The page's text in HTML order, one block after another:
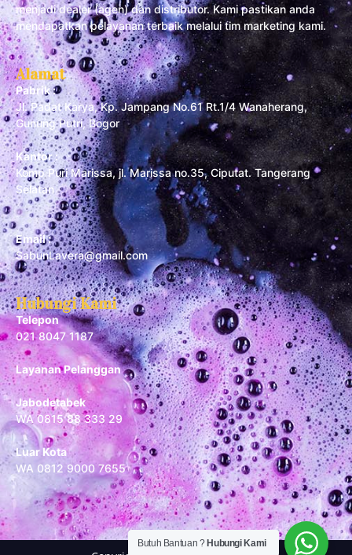
menjadi dealer (agen) dan distributor. Kami pastikan anda
mendapatkan pelayanan terbaik melalui tim marketing kami.
Alamat
Pabrik :
Jl. Padat Karya, Kp. Jampang No.61 Rt.1/4 Wanaherang,
Gunung Putri, Bogor
Kantor :
Komp Puri Marissa, jl. Marissa no.35, Ciputat. Tangerang
Selatan
Email :
SabunLavera@gmail.com
Hubungi Kami
Telepon
021 8047 1187
Layanan Pelanggan
Jabodetabek
WA 0815 88 333 29
Luar Kota
WA 0812 9000 7655
Butuh Bantuan ? Hubungi Kami